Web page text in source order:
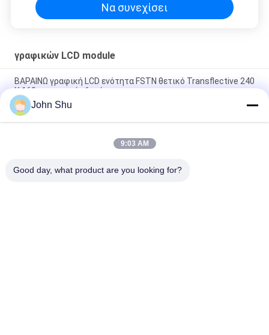
Να συνεχίσει
γραφικών LCD module
ΒΑΡΑΙΝΩ γραφική LCD ενότητα FSTN θετικό Transflective 240
X 160 με τη γωνία 6 η ώρα
5V STN κιτρινοπράσινη γραφική LCD επίδειξη 192 X 32,
γραφική ενότητα επίδειξης LCD
Μπλε γραφική LCD ενότητα 122 X 32 ΣΠΑΔΙΚΩΝ STN με άσπρο
John Shu
9:03 AM
Good day, what product are you looking for?